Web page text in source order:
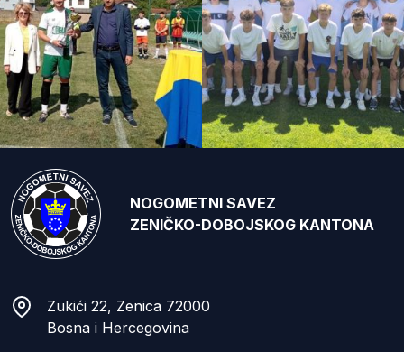
NOGOMETNI SAVEZ
ZENIČKO-DOBOJSKOG KANTONA
Zukići 22, Zenica 72000
Bosna i Hercegovina